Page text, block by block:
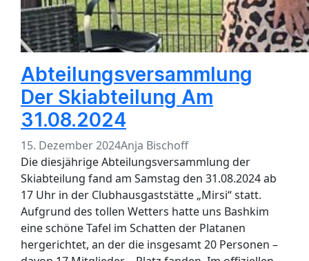
Abteilungsversammlung
Der Skiabteilung Am
31.08.2024
15. Dezember 2024Anja Bischoff
Die diesjährige Abteilungsversammlung der
Skiabteilung fand am Samstag den 31.08.2024 ab
17 Uhr in der Clubhausgaststätte „Mirsi“ statt.
Aufgrund des tollen Wetters hatte uns Bashkim
eine schöne Tafel im Schatten der Platanen
hergerichtet, an der die insgesamt 20 Personen –